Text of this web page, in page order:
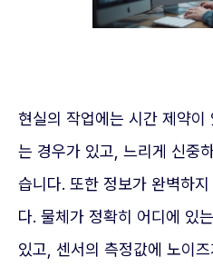
현실의 작업에는 시간 제약
는 경우가 있고, 느리게 신중
습니다. 또한 정보가 완벽하
다. 물체가 정확히 어디에 있
있고, 센서의 측정값에 노이